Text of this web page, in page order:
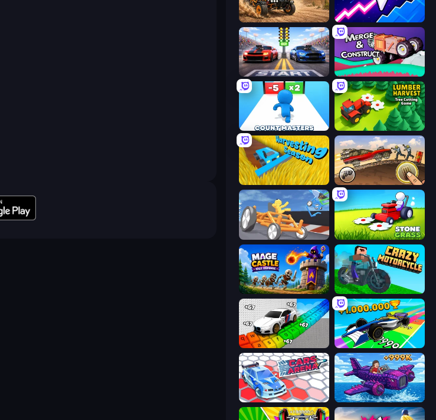
Deadly Rally Space Waves
Street Racer 2 Merge & Construct
Lumber Harvest: Tree Cutting Game
Harvesting Season Earn to Die: Zombie Ride
Draw Crash Race Stone Grass: Mowing Simulator
Mage Castle Idle Defense Crazy Motorcycle
Obby Car Challenge: Drive
Cars Arena Obby Plane Power Challenge: Fly